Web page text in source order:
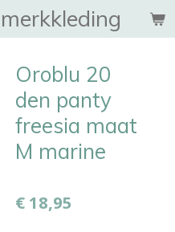
Oroblu 20
den panty
freesia maat
M marine
€ 18,95